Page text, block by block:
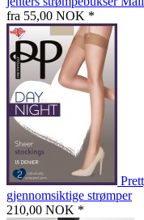
fra 55,00 NOK *
gjennomsiktige strømper
210,00 NOK *